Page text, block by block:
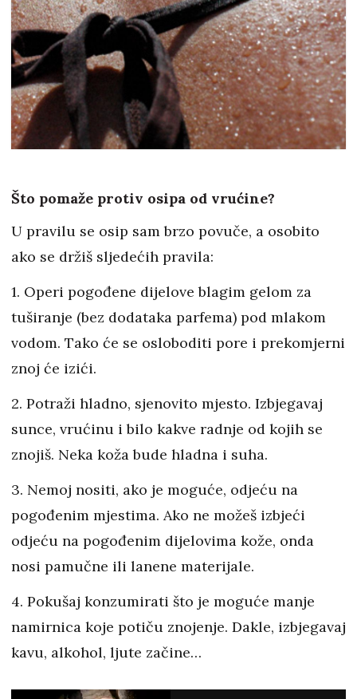
Što pomaže protiv osipa od vrućine?
U pravilu se osip sam brzo povuče, a osobito
ako se držiš sljedećih pravila:
1. Operi pogođene dijelove blagim gelom za
tuširanje (bez dodataka parfema) pod mlakom
vodom. Tako će se osloboditi pore i prekomjerni
znoj će izići.
2. Potraži hladno, sjenovito mjesto. Izbjegavaj
sunce, vrućinu i bilo kakve radnje od kojih se
znojiš. Neka koža bude hladna i suha.
3. Nemoj nositi, ako je moguće, odjeću na
pogođenim mjestima. Ako ne možeš izbjeći
odjeću na pogođenim dijelovima kože, onda
nosi pamučne ili lanene materijale.
4. Pokušaj konzumirati što je moguće manje
namirnica koje potiču znojenje. Dakle, izbjegavaj
kavu, alkohol, ljute začine…